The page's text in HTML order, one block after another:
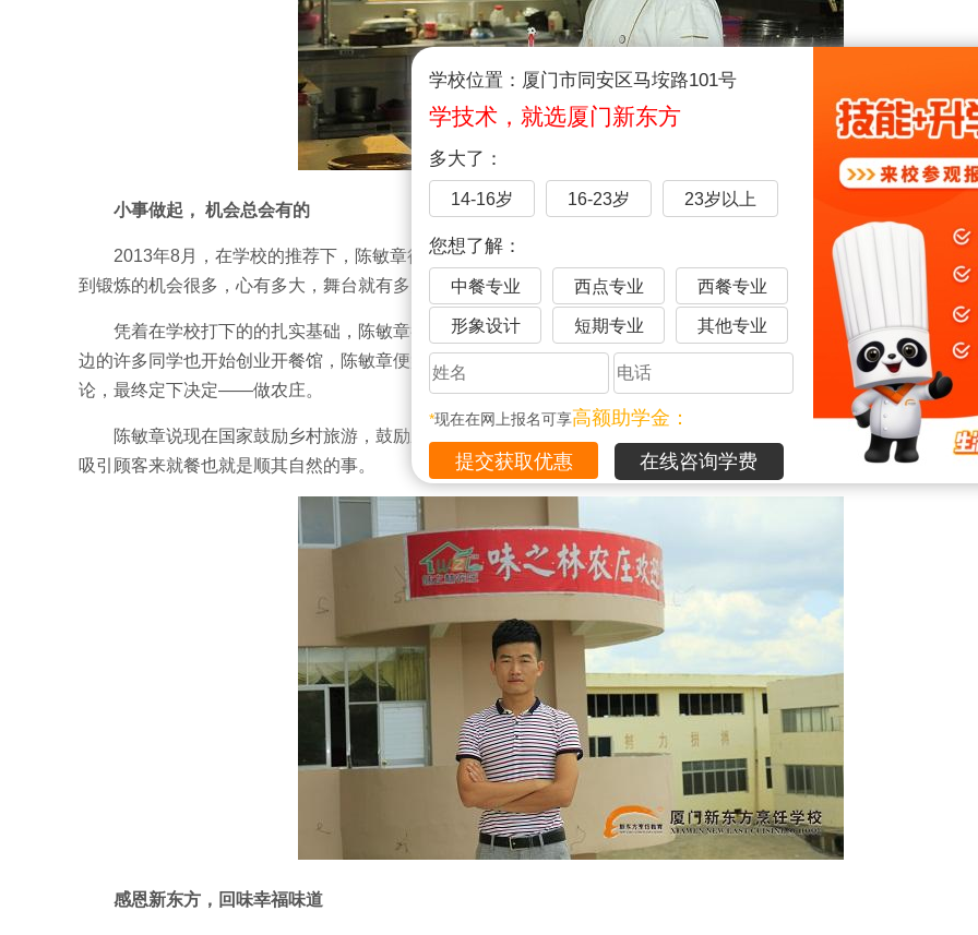
学校位置：厦门市同安区马垵路101号
学技术，就选厦门新东方
多大了：
14-16岁 16-23岁 23岁以上
您想了解：
中餐专业 西点专业 西餐专业
形象设计 短期专业 其他专业
*现在在网上报名可享高额助学金：
在线咨询学费
小事做起， 机会总会有的
2013年8月，在学校的推荐下，陈敏章得到了上海避风塘美食有限公司工作的机会。一开始是灶台，职位虽然低
到锻炼的机会很多，心有多大，舞台就有多大，陈敏章表示，在这样大型的公司工作，学到了很多有用的管理和厨艺
凭着在学校打下的的扎实基础，陈敏章很快对餐饮业的发展有了一个全面深刻的了解。时值学校一直鼓励学生创
边的许多同学也开始创业开餐馆，陈敏章便盘算着自主创业，回到瑞金，他把自己的想法同家人和朋友们说了一下，
论，最终定下决定——做农庄。
陈敏章说现在国家鼓励乡村旅游，鼓励新农村发展，一个好的饮食环境，再加好的游玩项目，也就有了很好的立
吸引顾客来就餐也就是顺其自然的事。
感恩新东方，回味幸福味道